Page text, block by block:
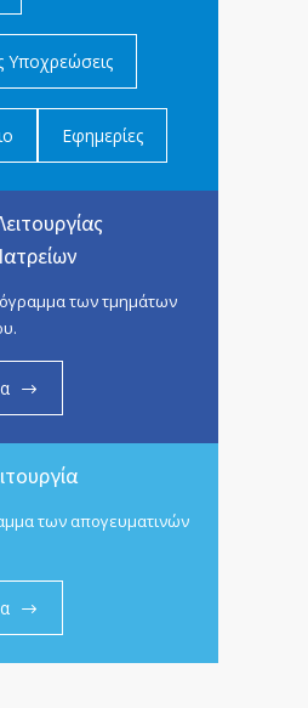
Υποχρεώσεις
Εφημερίες
των τμημάτων
των απογευματινών